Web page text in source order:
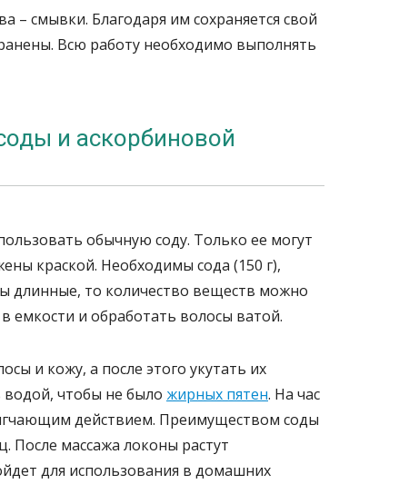
– смывки. Благодаря им сохраняется свой
Всю работу необходимо выполнять
и аскорбиновой
обычную соду. Только ее могут
краской. Необходимы сода (150 г),
длинные, то количество веществ можно
и обработать волосы ватой.
и кожу, а после этого укутать их
чтобы не было жирных пятен. На час
действием. Преимуществом соды
После массажа локоны растут
для использования в домашних